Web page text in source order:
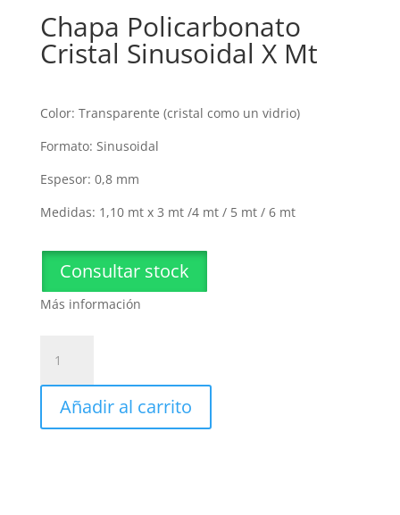
Chapa Policarbonato
Cristal Sinusoidal X Mt
Color: Transparente (cristal como un vidrio)
Formato: Sinusoidal
Espesor: 0,8 mm
Medidas: 1,10 mt x 3 mt /4 mt / 5 mt / 6 mt
Consultar stock
Más información
Policarbonato
Cristal
Sinusoidal
X
Añadir al carrito